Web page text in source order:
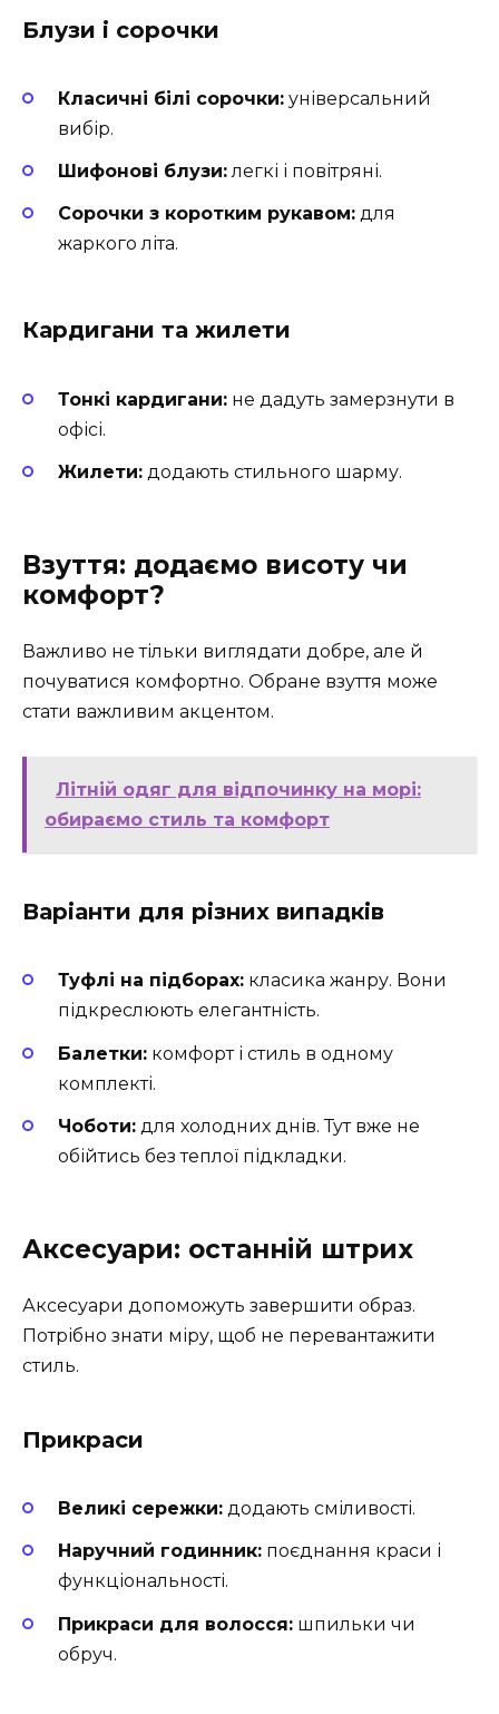
Блузи і сорочки
Класичні білі сорочки: універсальний
вибір.
Шифонові блузи:легкі і повітряні.
Сорочки з коротким рукавом: для
жаркого літа.
Кардигани та жилети
Тонкі кардигани: не дадуть замерзнути в
офісі.
Жилети: додають стильного шарму.
Взуття: додаємо висоту чи
комфорт?
Важливо не тільки виглядати добре, але й
почуватися комфортно. Обране взуття може
стати важливим акцентом.
Літній одяг для відпочинку на морі:
обираємо стиль та комфорт
Варіанти для різних випадків
Туфлі на підборах: класика жанру. Вони
підкреслюють елегантність.
Балетки: комфорт і стиль в одному
комплекті.
Чоботи: для холодних днів. Тут вже не
обійтись без теплої підкладки.
Аксесуари: останній штрих
Аксесуари допоможуть завершити образ.
Потрібно знати міру, щоб не перевантажити
стиль.
Прикраси
Великі сережки: додають сміливості.
Наручний годинник: поєднання краси і
функціональності.
Прикраси для волосся: шпильки чи
обруч.